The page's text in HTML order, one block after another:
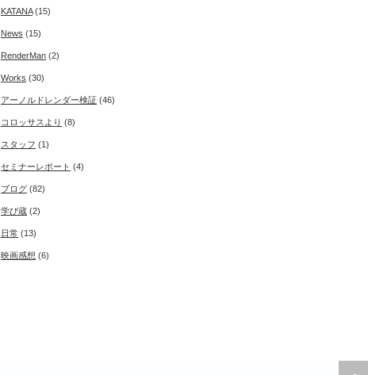
KATANA(15)
News (15)
RenderMan (2)
Works (30)
アーノルドレンダー検証 (46)
コロッサスより (8)
スタッフ (1)
セミナーレポート (4)
ブログ (82)
学び蔵 (2)
日常 (13)
映画感想 (6)